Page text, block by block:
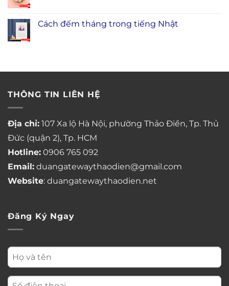
Cách đếm tháng trong tiếng Nhật
THÔNG TIN LIÊN HỆ
Địa chỉ: 107 Xa lộ Hà Nội, phường Thảo Điền, Tp. Thủ
Đức (quận 2), Tp. HCM
Hotline: 0906 765 092
Email: duangatewaythaodien@gmail.com
Website: duangatewaythaodien.net
Đăng Ký Ngay